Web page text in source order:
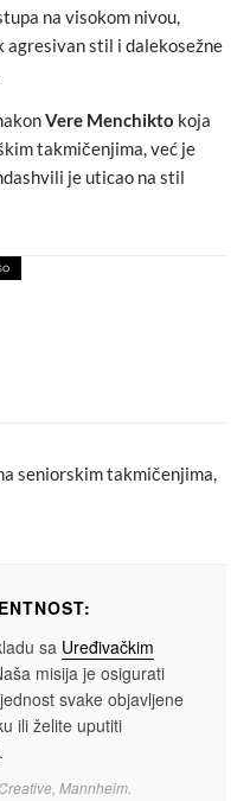
na visokom nivou,
stil i dalekosežne
Vere Menchikto koja
takmičenjima, već je
je uticao na stil
seniorskim takmičenjima,
sa Uređivačkim
misija je osigurati
svake objavljene
ili želite uputiti
.
Mannheim.